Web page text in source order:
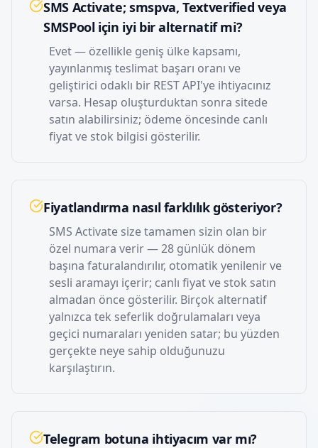
SMS Activate; smspva, Textverified veya
SMSPool için iyi bir alternatif mi?
Evet — özellikle geniş ülke kapsamı,
yayınlanmış teslimat başarı oranı ve
geliştirici odaklı bir REST API'ye ihtiyacınız
varsa. Hesap oluşturduktan sonra sitede
satın alabilirsiniz; ödeme öncesinde canlı
fiyat ve stok bilgisi gösterilir.
Fiyatlandırma nasıl farklılık gösteriyor?
SMS Activate size tamamen sizin olan bir
özel numara verir — 28 günlük dönem
başına faturalandırılır, otomatik yenilenir ve
sesli aramayı içerir; canlı fiyat ve stok satın
almadan önce gösterilir. Birçok alternatif
yalnızca tek seferlik doğrulamaları veya
geçici numaraları yeniden satar; bu yüzden
gerçekte neye sahip olduğunuzu
karşılaştırın.
Telegram botuna ihtiyacım var mı?